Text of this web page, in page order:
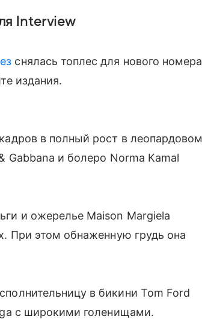
Interview
снялась топлес для нового номера
издания.
в полный рост в леопардовом
Gabbana и болеро Norma Kamal
и ожерелье Maison Margiela
При этом обнаженную грудь она
в бикини Tom Ford
с широкими голенищами.